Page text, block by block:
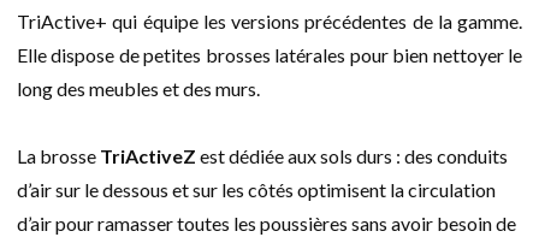
TriActive+ qui équipe les versions précédentes de la gamme.
Elle dispose de petites brosses latérales pour bien nettoyer le
long des meubles et des murs.
La brosse TriActiveZ est dédiée aux sols durs : des conduits
d’air sur le dessous et sur les côtés optimisent la circulation
d’air pour ramasser toutes les poussières sans avoir besoin de